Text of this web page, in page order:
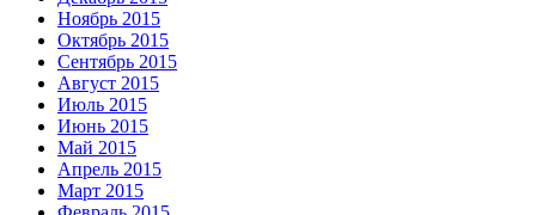
Ноябрь 2015
Октябрь 2015
Сентябрь 2015
Август 2015
Июль 2015
Июнь 2015
Май 2015
Апрель 2015
Март 2015